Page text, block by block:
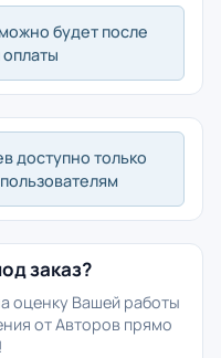
будет после
оплаты
доступно только
пользователям
заказ?
оценку Вашей работы
от Авторов прямо